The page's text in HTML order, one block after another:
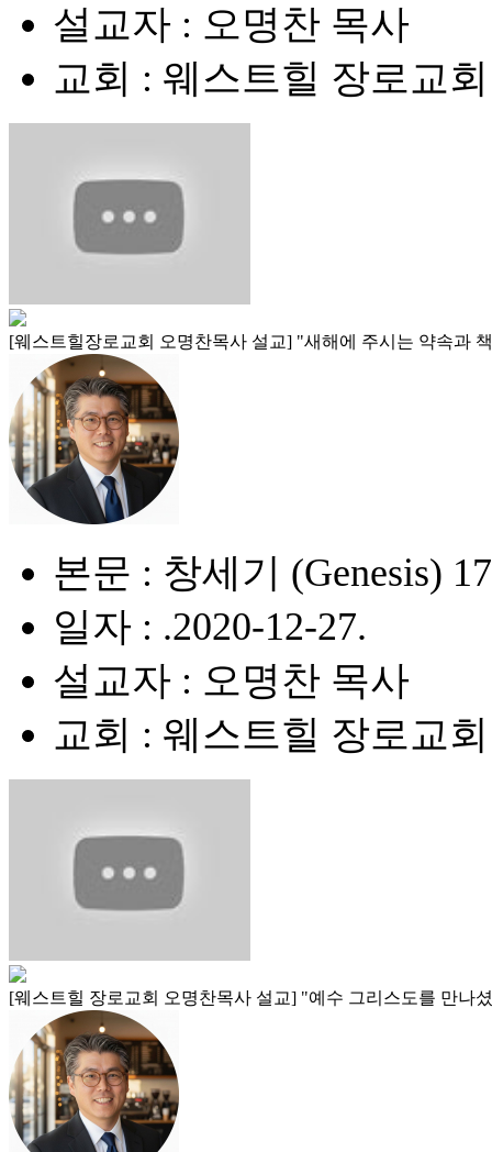
설교자 : 오명찬 목사
교회 : 웨스트힐 장로교회
[웨스트힐장로교회 오명찬목사 설교] "새해에 주시는 약속과 책
본문 : 창세기 (Genesis)
일자 : .2020-12-27.
설교자 : 오명찬 목사
교회 : 웨스트힐 장로교회
[웨스트힐 장로교회 오명찬목사 설교] "예수 그리스도를 만나셨